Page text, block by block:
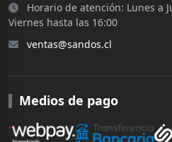
Horario de atención: Lunes a
Viernes hasta las 16:00
ventas@sandos.cl
Medios de pago